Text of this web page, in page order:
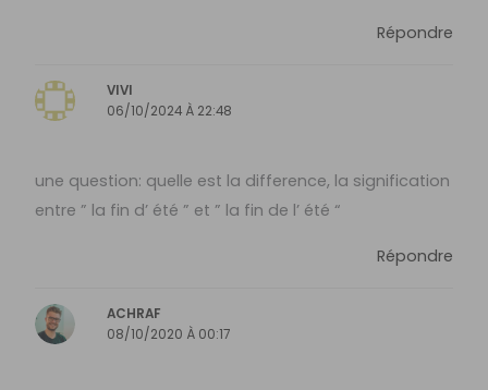
Répondre
VIVI
06/10/2024 À 22:48
une question: quelle est la difference, la signification
entre ” la fin d’ été ” et ” la fin de l’ été “
Répondre
ACHRAF
08/10/2020 À 00:17